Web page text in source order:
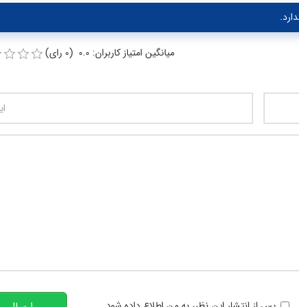
میانگین امتیاز کاربران: 0.0 (0 رای)